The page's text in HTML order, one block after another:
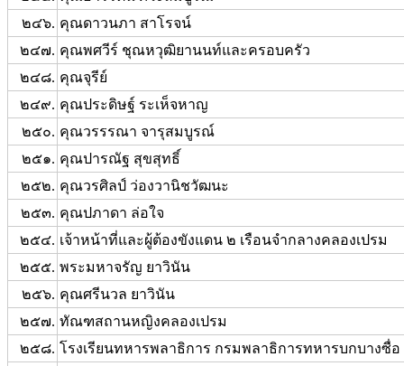
๒๔๖. คุณดาวนภา สาโรจน์
๒๔๗. คุณพศวีร์ ชุณหวุฒิยานนท์และครอบครัว
๒๔๘. คุณจุรีย์
๒๔๙. คุณประดิษฐ์ ระเห็จหาญ
๒๕๐. คุณวรรรณา จารุสมบูรณ์
๒๕๑. คุณปารณัฐ สุขสุทธิ์
๒๕๒. คุณวรศิลป์ ว่องวานิชวัฒนะ
๒๕๓. คุณปภาดา ล่อใจ
๒๕๔. เจ้าหน้าที่และผู้ต้องขังแดน ๒ เรือนจำกลางคลองเปรม
๒๕๕. พระมหาจรัญ ยาวินัน
๒๕๖. คุณศรีนวล ยาวินัน
๒๕๗. ทัณฑสถานหญิงคลองเปรม
๒๕๘. โรงเรียนทหารพลาธิการ กรมพลาธิการทหารบกบางซื่อ